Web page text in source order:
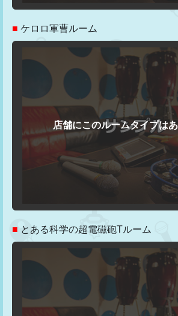
■ ケロロ軍曹ルーム
■ とある科学の超電磁砲Tルーム